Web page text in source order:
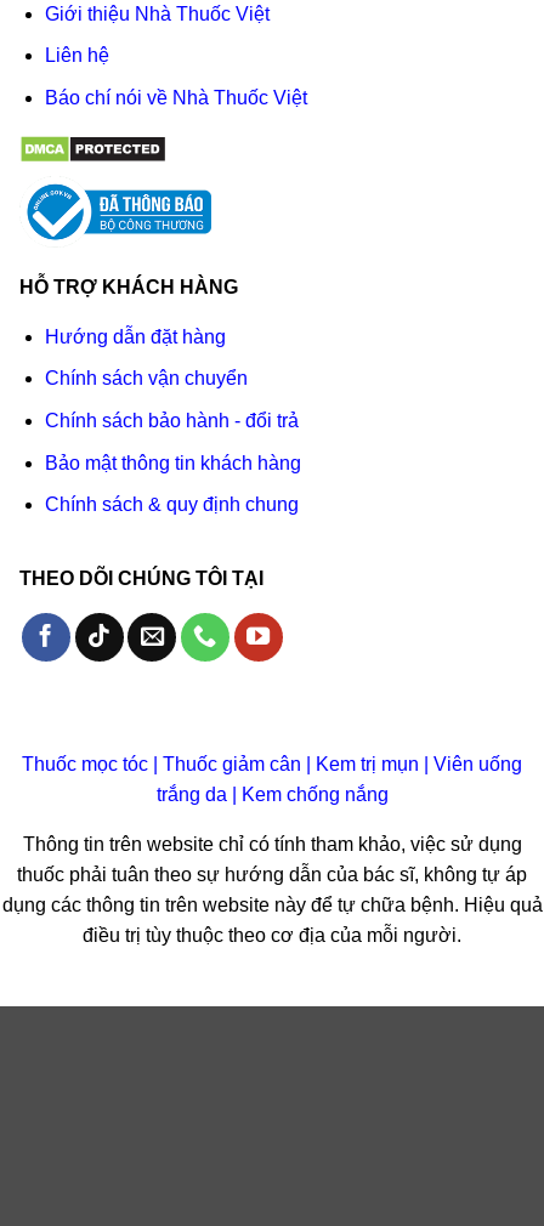
Giới thiệu Nhà Thuốc Việt
Liên hệ
Báo chí nói về Nhà Thuốc Việt
HỖ TRỢ KHÁCH HÀNG
Hướng dẫn đặt hàng
Chính sách vận chuyển
Chính sách bảo hành - đổi trả
Bảo mật thông tin khách hàng
Chính sách & quy định chung
THEO DÕI CHÚNG TÔI TẠI
Thuốc mọc tóc Thuốc giảm cân Kem trị mụn
Viên uống
trắng da
Kem chống nắng
Thông tin trên website chỉ có tính tham khảo, việc sử dụng
thuốc phải tuân theo sự hướng dẫn của bác sĩ, không tự áp
dụng các thông tin trên website này để tự chữa bệnh. Hiệu quả
điều trị tùy thuộc theo cơ địa của mỗi người.